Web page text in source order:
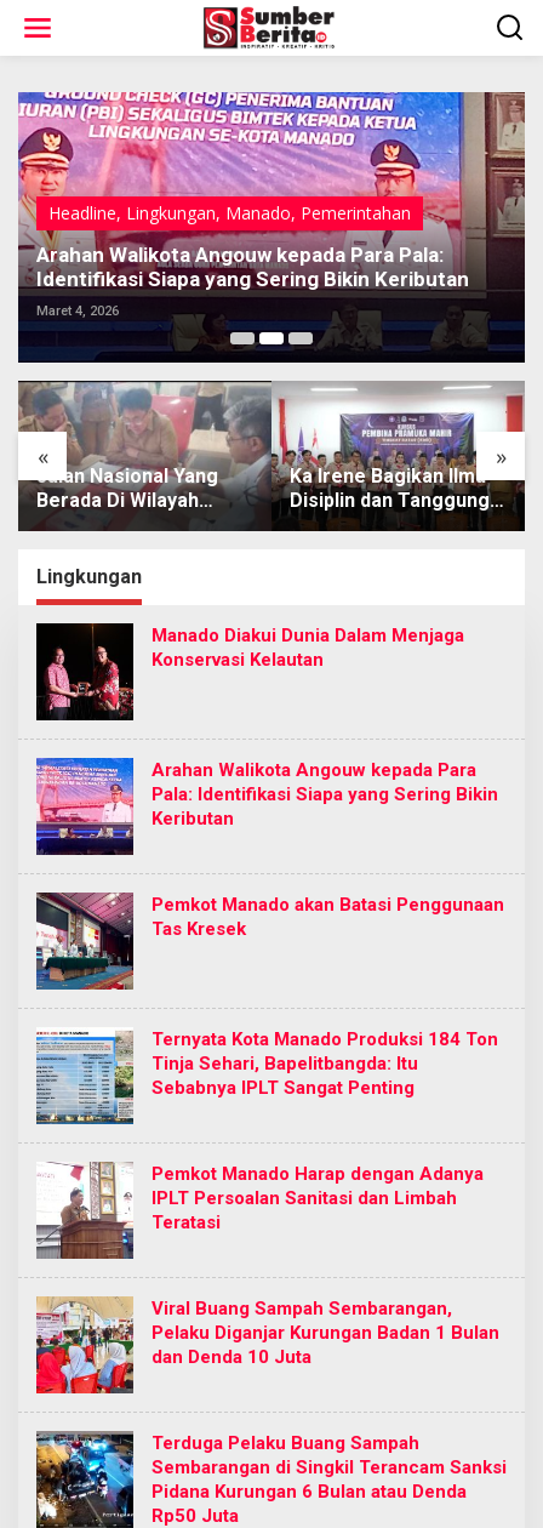
w
Headline, Lingkungan, Manado, Pemerintahan
Arahan Walikota Angouw kepada Para Pala:
Identifikasi Siapa yang Sering Bikin Keributan
Maret 4, 2026
« »
Jalan Nasional Yang
Berada Di Wilayah
Winangun, Akan Segera
Ka Irene Bagikan Ilmu
Disiplin dan Tanggung
Jawab di KMD Kwartir
Lingkungan
Manado Diakui Dunia Dalam Menjaga
Konservasi Kelautan
Arahan Walikota Angouw kepada Para
Pala: Identifikasi Siapa yang Sering Bikin
Keributan
Pemkot Manado akan Batasi Penggunaan
Tas Kresek
Ternyata Kota Manado Produksi 184 Ton
Tinja Sehari, Bapelitbangda: Itu
Sebabnya IPLT Sangat Penting
Pemkot Manado Harap dengan Adanya
IPLT Persoalan Sanitasi dan Limbah
Teratasi
Viral Buang Sampah Sembarangan,
Pelaku Diganjar Kurungan Badan 1 Bulan
dan Denda 10 Juta
Terduga Pelaku Buang Sampah
Sembarangan di Singkil Terancam Sanksi
Pidana Kurungan 6 Bulan atau Denda
Rp50 Juta